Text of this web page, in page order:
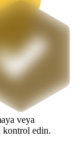
veya
kontrol edin.